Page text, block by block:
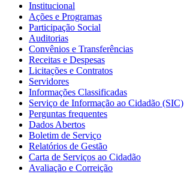
Institucional
Ações e Programas
Participação Social
Auditorias
Convênios e Transferências
Receitas e Despesas
Licitações e Contratos
Servidores
Informações Classificadas
Serviço de Informação ao Cidadão (SIC)
Perguntas frequentes
Dados Abertos
Boletim de Serviço
Relatórios de Gestão
Carta de Serviços ao Cidadão
Avaliação e Correição